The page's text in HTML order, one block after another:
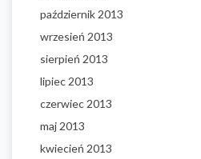
październik 2013
wrzesień 2013
sierpień 2013
lipiec 2013
czerwiec 2013
maj 2013
kwiecień 2013